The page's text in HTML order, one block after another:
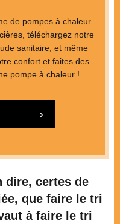
de pompes à chaleur
téléchargez notre
sanitaire, et même
confort et faites des
pompe à chaleur !
dire, certes de
que faire le tri
à faire le tri